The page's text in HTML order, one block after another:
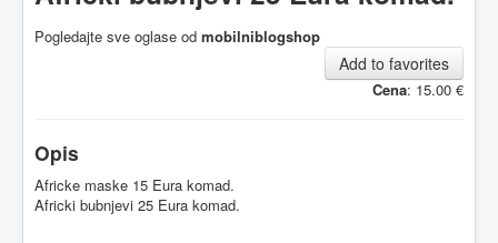
Pogledajte sve oglase od mobilniblogshop
Add to favorites
Cena: 15.00 €
Opis
Africke maske 15 Eura komad.
Africki bubnjevi 25 Eura komad.